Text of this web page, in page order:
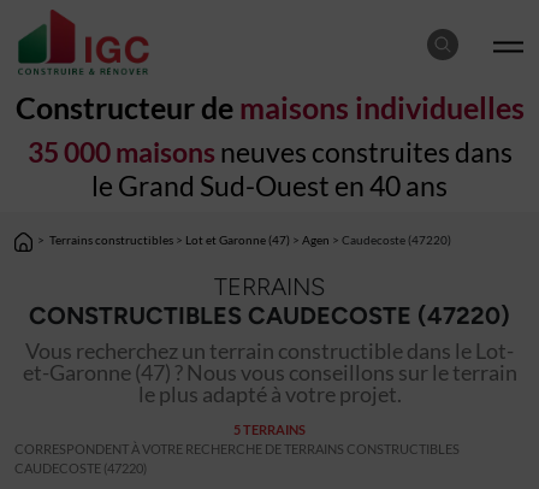
Constructeur de maisons individuelles
35 000 maisons neuves construites dans
le Grand Sud-Ouest en 40 ans
> Terrains constructibles > Lot et Garonne (47) > Agen > Caudecoste (47220)
TERRAINS
CONSTRUCTIBLES CAUDECOSTE (47220)
Vous recherchez un terrain constructible dans le Lot-
et-Garonne (47) ? Nous vous conseillons sur le terrain
le plus adapté à votre projet.
5 TERRAINS
CORRESPONDENT À VOTRE RECHERCHE DE TERRAINS CONSTRUCTIBLES
CAUDECOSTE (47220)